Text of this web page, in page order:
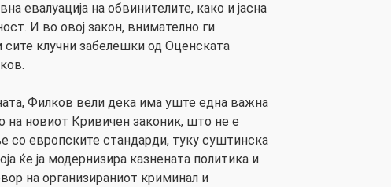
евалуација на обвинителите, како и јасна
И во овој закон, внимателно ги
клучни забелешки од Оценската
Филков вели дека има уште една важна
на новиот Кривичен законик, што не е
со европските стандарди, туку суштинска
ќе ја модернизира казнената политика и
на организираниот криминал и